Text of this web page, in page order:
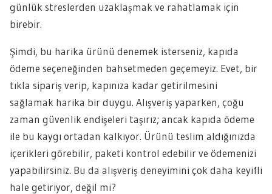
günlük streslerden uzaklaşmak ve rahatlamak için
birebir.
Şimdi, bu harika ürünü denemek isterseniz, kapıda
ödeme seçeneğinden bahsetmeden geçemeyiz. Evet, bir
tıkla sipariş verip, kapınıza kadar getirilmesini
sağlamak harika bir duygu. Alışveriş yaparken, çoğu
zaman güvenlik endişeleri taşırız; ancak kapıda ödeme
ile bu kaygı ortadan kalkıyor. Ürünü teslim aldığınızda
içerikleri görebilir, paketi kontrol edebilir ve ödemenizi
yapabilirsiniz. Bu da alışveriş deneyimini çok daha keyifli
hale getiriyor, değil mi?